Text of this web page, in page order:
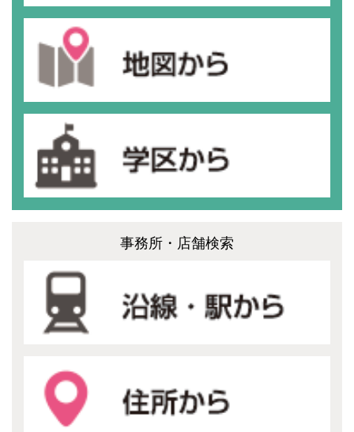
事務所・店舗検索